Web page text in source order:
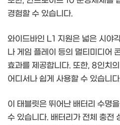
경험할 수 있습니다.
와이드바인 L1 지원은 넓은 시야
나 게임 플레이 등의 멀티미디어
효과를 제공합니다. 또한, 8인치
어디서나 쉽게 사용할 수 있습니
이 태블릿은 뛰어난 배터리 수명
수 있습니다. 배터리가 전체 충전